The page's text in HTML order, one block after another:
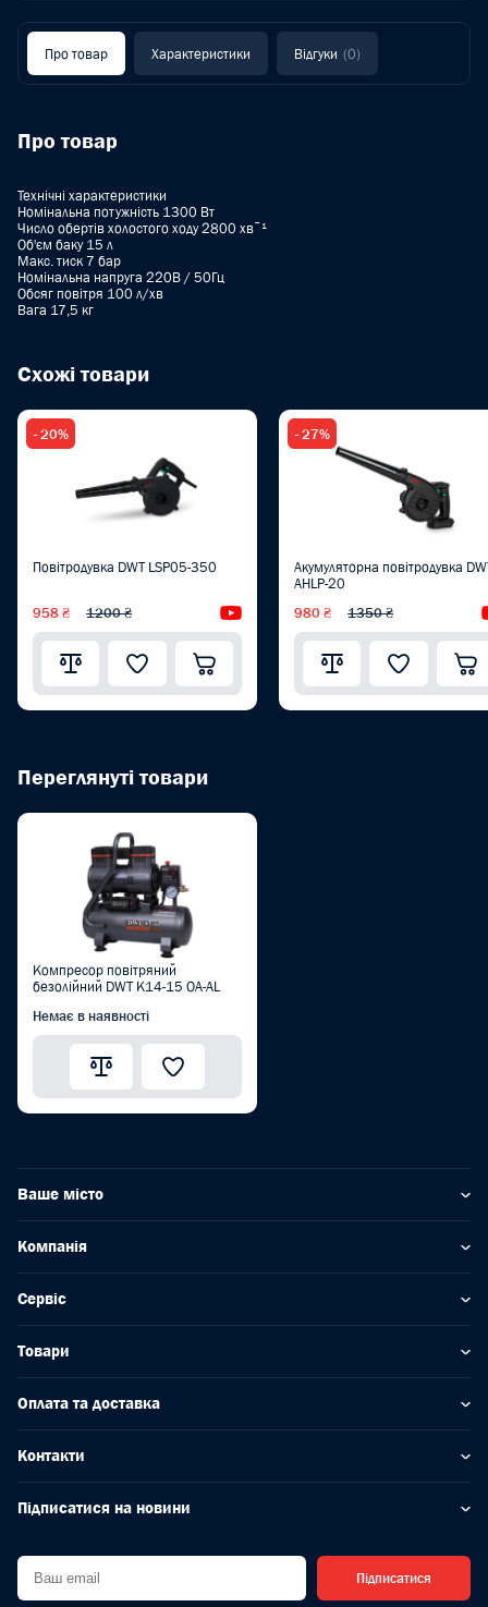
Про товар Характеристики Відгуки (0)
Про товар
Технічні характеристики
Номінальна потужність 1300 Вт
Число обертів холостого ходу 2800 хвˉ¹
Об'єм баку 15 л
Макс. тиск 7 бар
Номінальна напруга 220В / 50Гц
Обсяг повітря 100 л/хв
Вага 17,5 кг
Схожі товари
- 20%
Повітродувка DWT LSP05-350
958 ₴ 1200 ₴ Відеоогляд
- 27%
Акумуляторна повітродувка
AHLP-20
980 ₴ 1350 ₴
Переглянуті товари
Компресор повітряний
безолійний DWT K14-15 OA-AL
Немає в наявності
Ваше місто
Компанія
Сервіс
Товари
Оплата та доставка
Контакти
Підписатися на новини
Підписатися